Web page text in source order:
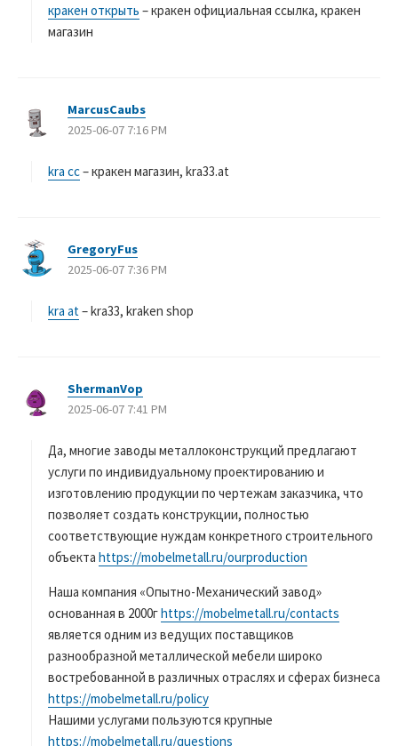
кракен открыть – кракен официальная ссылка, кракен
магазин
MarcusCaubs
り
2025-06-07 7:16 PM
kra cc– кракен магазин, kra33.at
GregoryFus
り
2025-06-07 7:36 PM
kra at– kra33, kraken shop
ShermanVop
り
2025-06-07 7:41 PM
Да, многие заводы металлоконструкций предлагают
услуги по индивидуальному проектированию и
изготовлению продукции по чертежам заказчика, что
позволяет создать конструкции, полностью
соответствующие нуждам конкретного строительного
объекта https://mobelmetall.ru/ourproduction
Наша компания «Опытно-Механический завод»
основанная в 2000гhttps://mobelmetall.ru/contacts
является одним из ведущих поставщиков
разнообразной металлической мебели широко
востребованной в различных отраслях и сферах бизнеса
https://mobelmetall.ru/policy
Нашими услугами пользуются крупные
https://mobelmetall.ru/questions